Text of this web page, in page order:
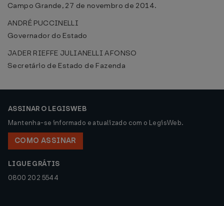
Campo Grande, 27 de novembro de 2014.
ANDRÉ PUCCINELLI
Governador do Estado
JADER RIEFFE JULIANELLI AFONSO
Secretário de Estado de Fazenda
ASSINAR O LEGISWEB
Mantenha-se informado e atualizado com o LegisWeb.
COMO ASSINAR
LIGUE GRÁTIS
0800 202 5544